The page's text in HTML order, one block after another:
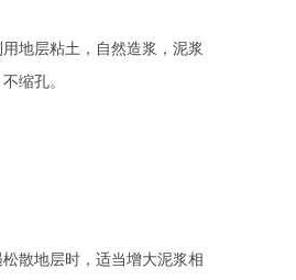
地层粘土，自然造浆，泥浆
缩孔。
散地层时，适当增大泥浆相